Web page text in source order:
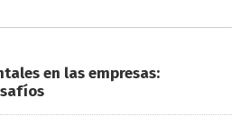
en las empresas: